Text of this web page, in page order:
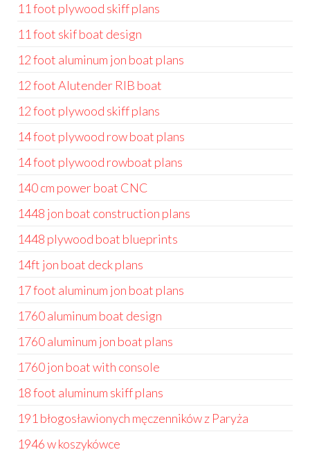
11 foot plywood skiff plans
11 foot skif boat design
12 foot aluminum jon boat plans
12 foot Alutender RIB boat
12 foot plywood skiff plans
14 foot plywood row boat plans
14 foot plywood rowboat plans
140 cm power boat CNC
1448 jon boat construction plans
1448 plywood boat blueprints
14ft jon boat deck plans
17 foot aluminum jon boat plans
1760 aluminum boat design
1760 aluminum jon boat plans
1760 jon boat with console
18 foot aluminum skiff plans
191 błogosławionych męczenników z Paryża
1946 w koszykówce